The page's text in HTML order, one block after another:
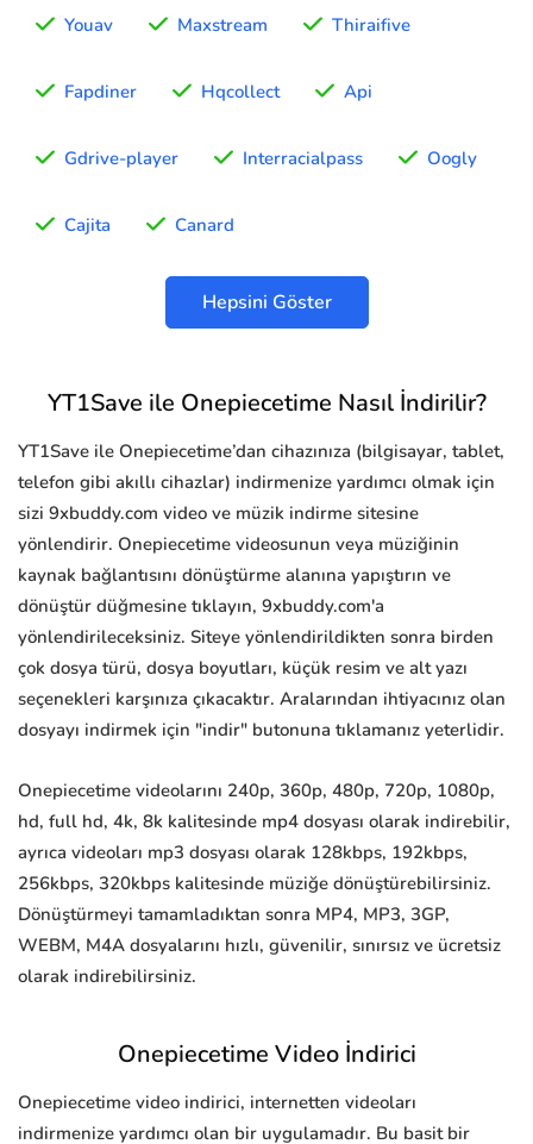
Youav Maxstream Thiraifive
Fapdiner Hqcollect Api
Gdrive-player Interracialpass Oogly
Cajita Canard
Hepsini Göster
YT1Save ile Onepiecetime Nasıl İndirilir?
YT1Save ile Onepiecetime’dan cihazınıza (bilgisayar, tablet,
telefon gibi akıllı cihazlar) indirmenize yardımcı olmak için
sizi 9xbuddy.com video ve müzik indirme sitesine
yönlendirir. Onepiecetime videosunun veya müziğinin
kaynak bağlantısını dönüştürme alanına yapıştırın ve
dönüştür düğmesine tıklayın, 9xbuddy.com'a
yönlendirileceksiniz. Siteye yönlendirildikten sonra birden
çok dosya türü, dosya boyutları, küçük resim ve alt yazı
seçenekleri karşınıza çıkacaktır. Aralarından ihtiyacınız olan
dosyayı indirmek için "indir" butonuna tıklamanız yeterlidir.
Onepiecetime videolarını 240p, 360p, 480p, 720p, 1080p,
hd, full hd, 4k, 8k kalitesinde mp4 dosyası olarak indirebilir,
ayrıca videoları mp3 dosyası olarak 128kbps, 192kbps,
256kbps, 320kbps kalitesinde müziğe dönüştürebilirsiniz.
Dönüştürmeyi tamamladıktan sonra MP4, MP3, 3GP,
WEBM, M4A dosyalarını hızlı, güvenilir, sınırsız ve ücretsiz
olarak indirebilirsiniz.
Onepiecetime Video İndirici
Onepiecetime video indirici, internetten videoları
indirmenize yardımcı olan bir uygulamadır. Bu basit bir